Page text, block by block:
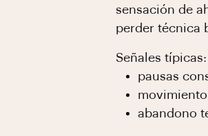
sensación de
perder técnica
Señales típicas:
pausas
abandono